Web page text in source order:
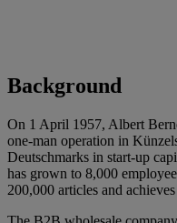
Background
On 1 April 1957, Albert
one-man operation in
Deutschmarks in start-up
has grown to 8,000
200,000 articles and